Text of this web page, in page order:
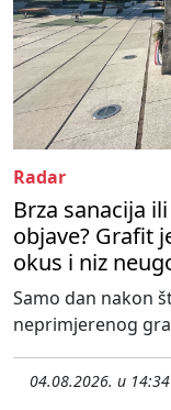
Radar
Brza sanacija
objave? Grafit
okus i niz
Samo dan nakon
neprimjerenog
04.08.2026. u 14:34